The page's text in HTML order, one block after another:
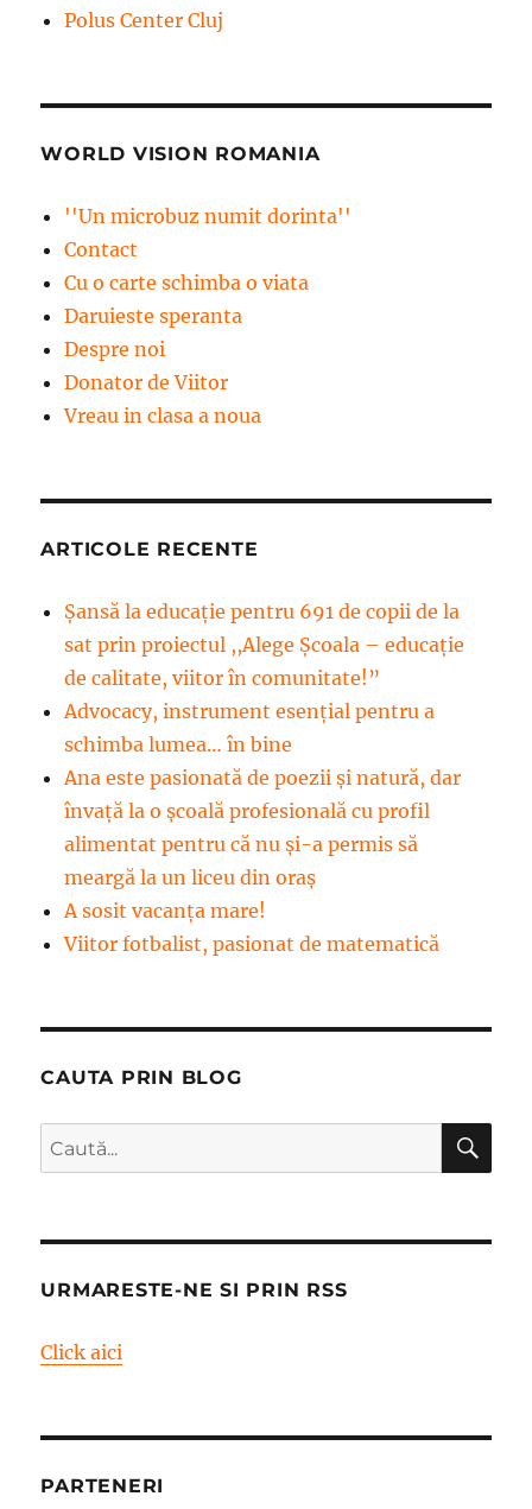
Polus Center Cluj
WORLD VISION ROMANIA
''Un microbuz numit dorinta''
Contact
Cu o carte schimba o viata
Daruieste speranta
Despre noi
Donator de Viitor
Vreau in clasa a noua
ARTICOLE RECENTE
Șansă la educație pentru 691 de copii de la
sat prin proiectul ,,Alege Școala – educație
de calitate, viitor în comunitate!”
Advocacy, instrument esenţial pentru a
schimba lumea… în bine
Ana este pasionată de poezii și natură, dar
învață la o școală profesională cu profil
alimentat pentru că nu și-a permis să
meargă la un liceu din oraș
A sosit vacanța mare!
Viitor fotbalist, pasionat de matematică
CAUTA PRIN BLOG
Caută
după:
URMARESTE-NE SI PRIN RSS
Click aici
PARTENERI